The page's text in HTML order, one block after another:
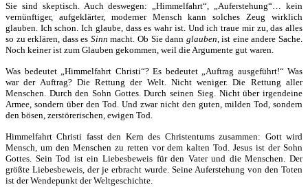
Sie sind skeptisch. Auch deswegen: „Himmelfahrt“, „Auferstehung“… kein
vernünftiger, aufgeklärter, moderner Mensch kann solches Zeug wirklich
glauben. Ich schon. Ich glaube, dass es wahr ist. Und ich traue mir zu, das alles
so zu erklären, dass es Sinn macht. Ob Sie dann glauben, ist eine andere Sache.
Noch keiner ist zum Glauben gekommen, weil die Argumente gut waren.
Was bedeutet „Himmelfahrt Christi“? Es bedeutet „Auftrag ausgeführt!“ Was
war der Auftrag? Die Rettung der Welt. Nicht weniger. Die Rettung aller
Menschen. Durch den Sohn Gottes. Durch seinen Sieg. Nicht über irgendeine
Armee, sondern über den Tod. Und zwar nicht den guten, milden Tod, sondern
den bösen, zerstörerischen, ewigen Tod.
Himmelfahrt Christi fasst den Kern des Christentums zusammen: Gott wird
Mensch, um den Menschen zu retten vor dem kalten Tod. Jesus ist der Sohn
Gottes. Sein Tod ist ein Liebesbeweis für den Vater und die Menschen. Der
größte Liebesbeweis, der je erbracht wurde. Seine Auferstehung von den Toten
ist der Wendepunkt der Weltgeschichte.